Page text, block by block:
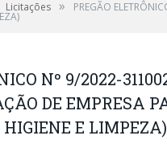
Licitações » PREGÃO
Nº 9/2022-
DE EMPRESA
E LIMPEZA)